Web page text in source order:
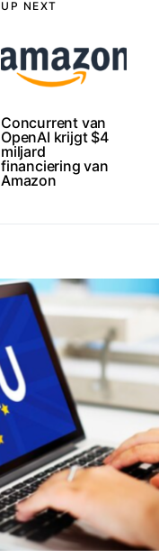
UP NEXT
Concurrent van
OpenAI krijgt $4
miljard
financiering van
Amazon